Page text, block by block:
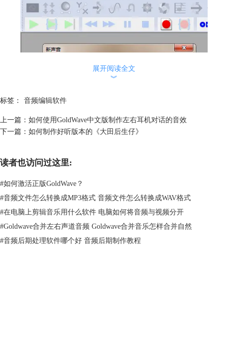
图二：新建双轨音频文件界面
在GoldWave中文版新建有一个时间稍长些的双轨空白音频文件，然后使
用一下方案制作。
展开阅读全文
︾
标签： 音频编辑软件
上一篇： 如何使用GoldWave中文版制作左右耳机对话的音效
下一篇： 如何制作好听版本的《大田后生仔》
读者也访问过这里:
#如何激活正版GoldWave？
#音频文件怎么转换成MP3格式 音频文件怎么转换成WAV格式
#在电脑上剪辑音乐用什么软件 电脑如何将音频与视频分开
#Goldwave合并左右声道音频 Goldwave合并音乐怎样合并自然
#音频后期处理软件哪个好 音频后期制作教程